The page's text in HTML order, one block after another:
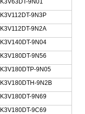
K3V63DT-9N01
K3V112DT-9N3P
K3V112DT-9N2A
K3V140DT-9N04
K3V180DT-9N56
K3V180DTP-9N05
K3V180DTH-9N2B
K3V180DT-9N69
K3V180DT-9C69